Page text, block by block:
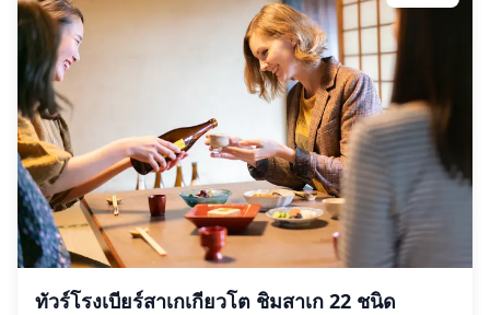
![]
(https://assets.hldycdn.com/experiences/
(https://assets.hldycdn.com/experiences/
(https://assets.hldycdn.com/experiences/
![]
(https://assets.hldycdn.com/experiences/
พิเศษของภูมิภาคพร้อมเครื่องดื่มที่รวมอยู่ในราคาที่บาร์/ร้าน
อาหารแบบยืน ・Get insight into the nighttime economies
of Kyoto, from traditional geisha to modern-day
hostesses ・Sample regional specialties at locals'
bars/restaurants ・Get an even deeper insight into the
city's culture from your guide ・Includes two alcoholic
หรือ non-alcoholic beverages ◆Sample Menu ・เทมปุระ・
ซาชิมิ・เต้าหู้สไตล์เกียวโต ฯลฯ ・สลัดฟิวชั่นญี่ปุ่น-
เมดิเตอร์เรเนียน ・Steamed chicken breast with crispy,
mild chili topping ・"Obanzai" variety tastes ผักใบเขียว
ท้องถิ่น ไข่เจียวญี่ปุ่น ผักรากต้ม, ฯลฯ ◆รวมอยู่ในราคา ・
Dinner ・ไกด์ที่พูดภาษาอังกฤษ/จีน/เกาหลี ・Two Alcoholic
หรือ Non-Alcoholic Beverages (one in each restaurant) ・
Alcoholic Beverages ◆ไม่รวมในราคา ・Drinks beyond the
ทัวร์โรงเบียร์สาเกเกียวโต ชิมสาเก 22 ชนิด